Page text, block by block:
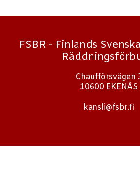
FSBR - Finlands
Chaufförsvägen
10600 EKENÄS
kansli@fsbr.fi